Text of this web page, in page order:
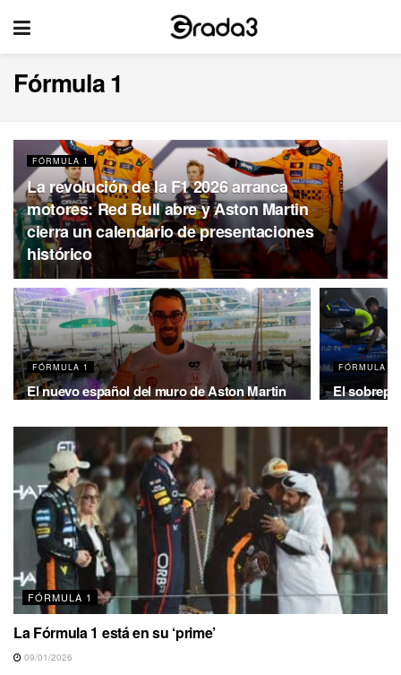
Fórmula 1
FÓRMULA 1
La revolución de la F1 2026 arranca
motores: Red Bull abre y Aston Martin
cierra un calendario de presentaciones
histórico
FÓRMULA 1
El nuevo español del muro de Aston Martin
FÓRMULA 1
El
FÓRMULA 1
La Fórmula 1 está en su ‘prime’
09/01/2026